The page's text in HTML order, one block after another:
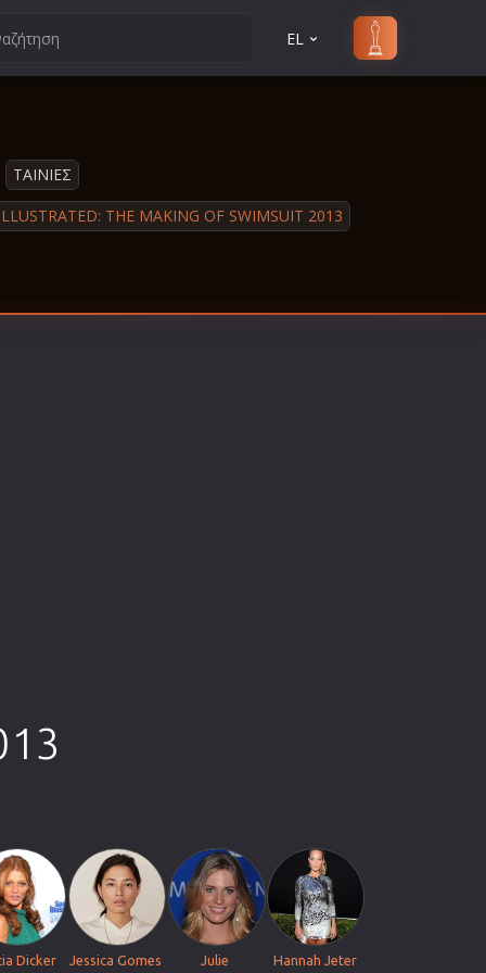
EL
ΤΑΙΝΙΕΣ
THE MAKING OF SWIMSUIT 2013
Dicker Jessica Gomes
Julie
Hannah Jeter